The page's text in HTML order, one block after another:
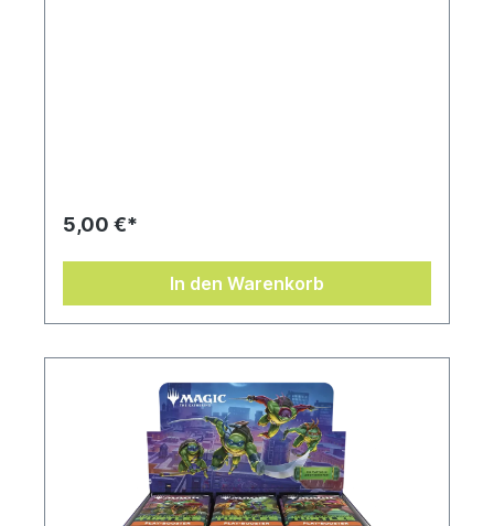
5,00 €*
In den Warenkorb